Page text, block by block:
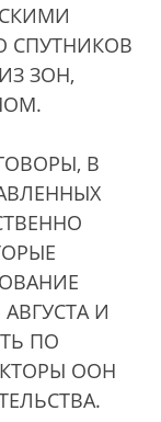
СПУТНИКОВ
ЗОН,
В
И
ПО
ООН